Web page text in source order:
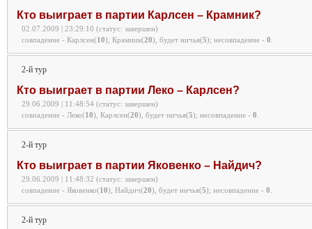
Кто выиграет в партии Карлсен – Крамник?
02.07.2009 | 23:29:10 (статус: завершен)
совпадение - Карлсен(10), Крамник(20), будет ничья(5); несовпадение - 0
2-й тур
Кто выиграет в партии Леко – Карлсен?
29.06.2009 | 11:48:54 (статус: завершен)
совпадение - Леко(10), Карлсен(20), будет ничья(5); несовпадение - 0
2-й тур
Кто выиграет в партии Яковенко – Найдич?
29.06.2009 | 11:48:32 (статус: завершен)
совпадение - Яковенко(10), Найдич(20), будет ничья(5); несовпадение - 0
2-й тур